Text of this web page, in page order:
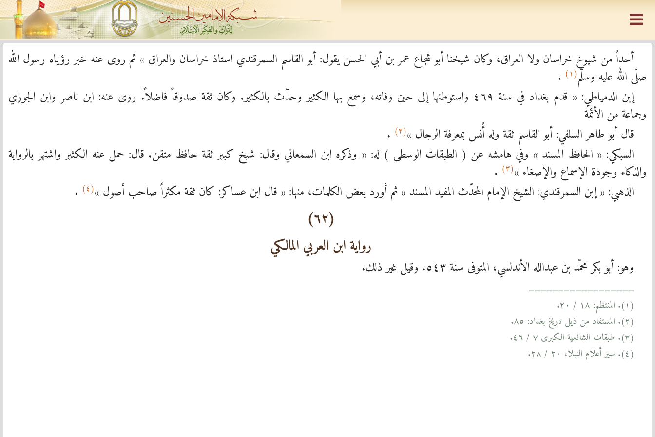
أحداً من شيوخ خراسان ولا العراق، وكان شيخنا أبو شجاع عمر بن أبي الحسن يقول: أبو القاسم السمرقندي استاذ خراسان والعراق » ثم روى عنه خبر رؤياه رسول الله
صلّى الله عليه وسلّم(١)
.
إبن الدمياطي: « قدم بغداد في سنة ٤٦٩ واستوطنها إلى حين وفاته، وسمع بها الكثير وحدّث بالكثير. وكان ثقة صدوقاً فاضلاً. روى عنه: ابن ناصر وابن الجوزي
وجماعة من الأئمة
قال أبو طاهر السلفي: أبو القاسم ثقة وله أُنس بمعرفة الرجال »(٢)
.
السبكي: « الحافظ المسند » وفي هامشه عن ( الطبقات الوسطى ) له: « وذكره ابن السمعاني وقال: شيخ كبير ثقة حافظ متقن. قال: حمل عنه الكثير واشتهر بالرواية
والذكاء وجودة الإسماع والإصغاء »(٣)
.
الذهبي: « إبن السمرقندي: الشيخ الإمام المحدّث المفيد المسند » ثم أورد بعض الكلمات، منها: « قال ابن عساكر: كان ثقة مكثراً صاحب أصول »(٤) .
(٦٢)
رواية ابن العربي المالكي
وهو: أبو بكر محمّد بن عبدالله الأندلسي، المتوفى سنة ٥٤٣. وقيل غير ذلك.
__________________
(١). المنتظم: ١٨ / ٢٠.
(٢). المستفاد من ذيل تاريخ بغداد: ٨٥.
(٣). طبقات الشافعية الكبرى ٧ / ٤٦.
(٤). سير أعلام النبلاء ٢٠ / ٢٨.